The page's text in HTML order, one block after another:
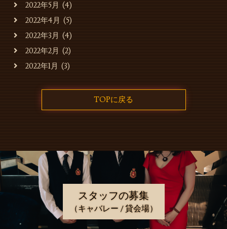
2022年5月(4)
2022年4月(5)
2022年3月(4)
2022年2月(2)
2022年1月(3)
TOPに戻る
スタッフの募集
（キャバレー / 貸会場）